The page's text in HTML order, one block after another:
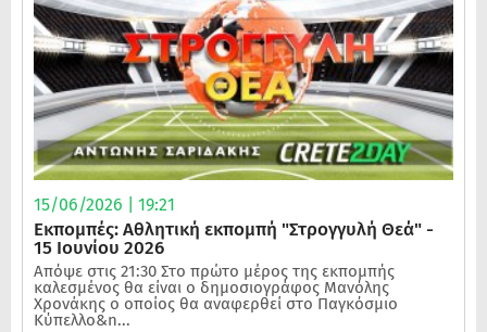
15/06/2026 | 19:21
Εκπομπές: Αθλητική εκπομπή "Στρογγυλή Θεά" -
15 Ιουνίου 2026
Απόψε στις 21:30 Στο πρώτο μέρος της εκπομπής
καλεσμένος θα είναι ο δημοσιογράφος Μανόλης
Χρονάκης ο οποίος θα αναφερθεί στο Παγκόσμιο
Κύπελλο&n...